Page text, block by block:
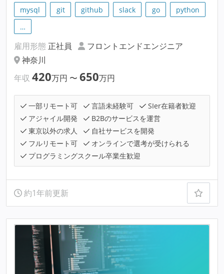
mysql git github slack go
python
…
雇用形態 正社員
フロントエンドエンジニア
神奈川
年収 420万円 〜 650万円
一部リモート可 言語未経験可
SIer在籍者歓迎
アジャイル開発
B2Bのサービスを運営
東京以外の求人
自社サービスを開発
フルリモート可
オンラインで選考が受けられる
プログラミングスクール卒業生歓迎
約1年前更新